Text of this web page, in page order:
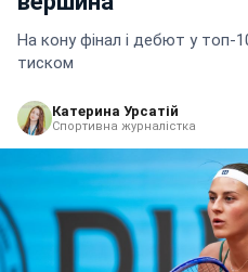
На кону фінал і дебют у топ-
тиском
Катерина Урсатій
Спортивна журналістка